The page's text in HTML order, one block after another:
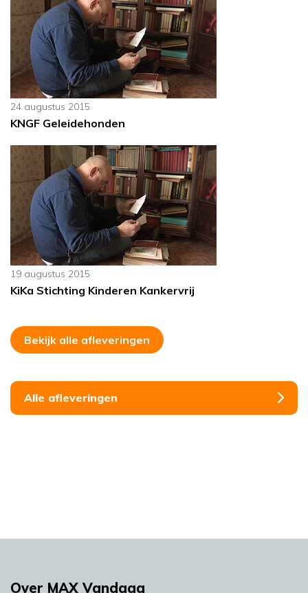
24 augustus 2015
KNGF Geleidehonden
19 augustus 2015
KiKa Stichting Kinderen Kankervrij
Bekijk alle afleveringen
Alle afleveringen
Over MAX Vandaag